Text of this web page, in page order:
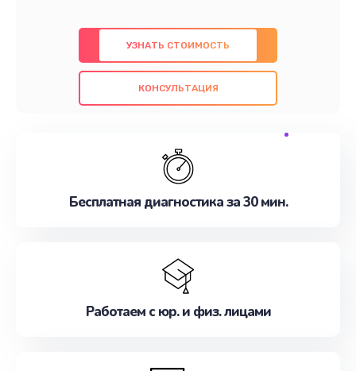
предлагаем быстрый и качественный ремонт с
использованием оригинальных компонентов, а
также гарантируем качество всех
проведенных работ. Наша цель - предоставить
обслуживание, удовлетворяя их потребности
наилучшим образом. Не медлите записаться на
УЗНАТЬ СТОИМОСТЬ
КОНСУЛЬТАЦИЯ
Бесплатная диагностика за 30 мин.
Работаем с юр. и физ. лицами